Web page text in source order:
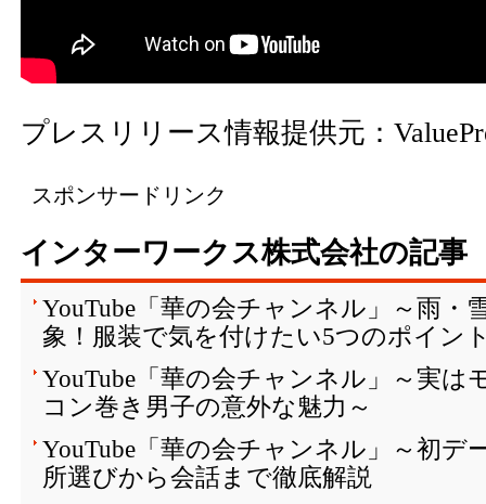
プレスリリース情報提供元：
スポンサードリンク
インターワークス株式会社の記事
YouTube「華の会チャンネル」～雨・
象！服装で気を付けたい5つのポイン
YouTube「華の会チャンネル」～実は
コン巻き男子の意外な魅力～
YouTube「華の会チャンネル」～初デ
所選びから会話まで徹底解説